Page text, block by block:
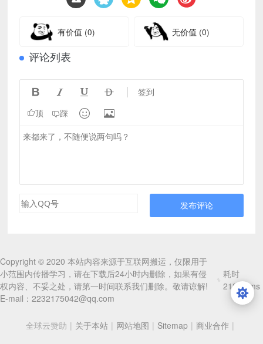
有价值 (0) 无价值 (0)
评论列表
    签到
顶 踩  
发布评论
Copyright © 2020 本站内容来源于互联网搬运，仅限用于
小范围内传播学习，请在下载后24小时内删除，如果有侵
权内容、不妥之处，请第一时间联系我们删除。敬请谅解!
E-mail：2232175042@qq.com
耗时
218.74ms
全球云赞助 | 关于本站 | 网站地图 | Sitemap | 商业合作 |